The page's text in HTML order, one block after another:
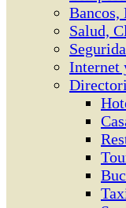
Bancos,
Salud,
Internet